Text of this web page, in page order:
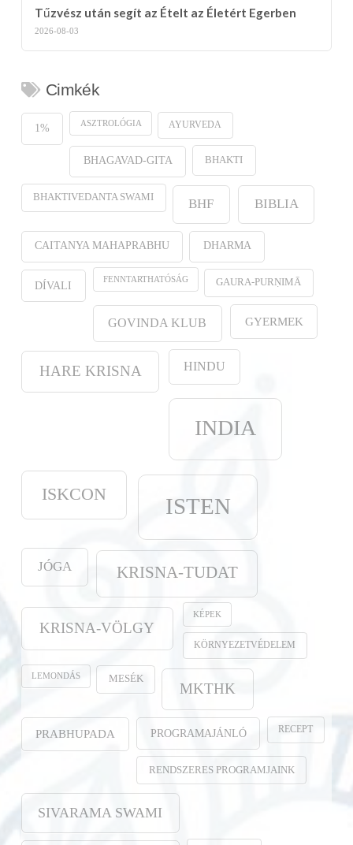
Tűzvész után segít az Ételt az Életért Egerben
2026-08-03
Cimkék
1% ASZTROLÓGIA AYURVEDA
BHAGAVAD-GITA BHAKTI
BHAKTIVEDANTA SWAMI BHF BIBLIA
CAITANYA MAHAPRABHU DHARMA
DÍVALI FENNTARTHATÓSÁG GAURA-PURṆIMĀ
GOVINDA KLUB GYERMEK
HARE KRISNA HINDU
INDIA
ISKCON ISTEN
JÓGA KRISNA-TUDAT
KRISNA-VÖLGY
KÉPEK
KÖRNYEZETVÉDELEM
LEMONDÁS MESÉK
MKTHK
PRABHUPADA PROGRAMAJÁNLÓ RECEPT
RENDSZERES PROGRAMJAINK
SIVARAMA SWAMI